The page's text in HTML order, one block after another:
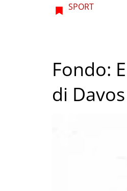
SPORT
Fondo:
di Davos